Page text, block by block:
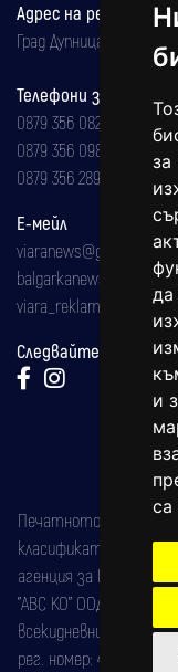
за
да
и
са
Адрес на редакцията
Град Дупница,
Телефони за реклама
0879 356 082
0879 356 098
0879 356 289
Е-мейл
viaranews@gmail.com
viara_reklama@mail.bg
Следвайте ни:
Печатното издание
класификатор на
агенция за ISSN) под
"АВС КО" ООД е
всекидневник на
рег. номер: 47857/